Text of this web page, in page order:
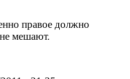
правое должно
мешают.